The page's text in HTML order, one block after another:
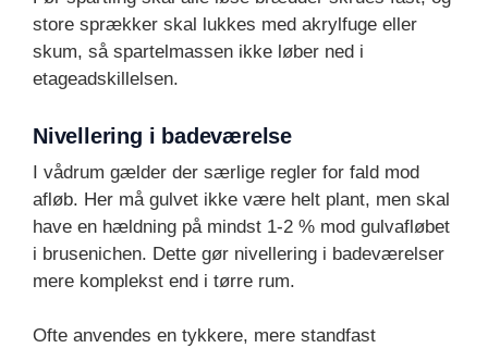
store sprækker skal lukkes med akrylfuge eller
skum, så spartelmassen ikke løber ned i
etageadskillelsen.
Nivellering i badeværelse
I vådrum gælder der særlige regler for fald mod
afløb. Her må gulvet ikke være helt plant, men skal
have en hældning på mindst 1-2 % mod gulvafløbet
i brusenichen. Dette gør nivellering i badeværelser
mere komplekst end i tørre rum.
Ofte anvendes en tykkere, mere standfast